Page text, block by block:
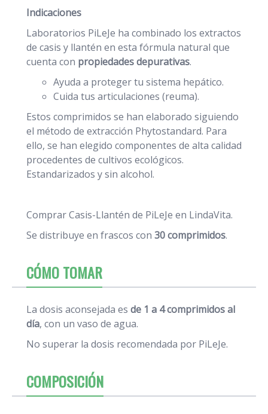
Indicaciones
Laboratorios PiLeJe ha combinado los extractos
de casis y llantén en esta fórmula natural que
cuenta con propiedades depurativas.
Ayuda a proteger tu sistema hepático.
Cuida tus articulaciones (reuma).
Estos comprimidos se han elaborado siguiendo
el método de extracción Phytostandard. Para
ello, se han elegido componentes de alta calidad
procedentes de cultivos ecológicos.
Estandarizados y sin alcohol.
Comprar Casis-Llantén de PiLeJe en LindaVita.
Se distribuye en frascos con 30 comprimidos.
CÓMO TOMAR
La dosis aconsejada es de 1 a 4 comprimidos al
día, con un vaso de agua.
No superar la dosis recomendada por PiLeJe.
COMPOSICIÓN